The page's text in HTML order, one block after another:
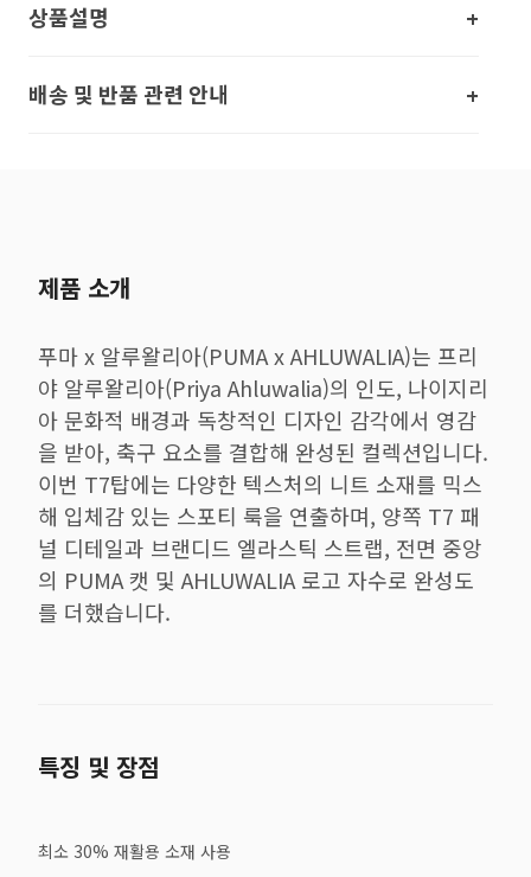
상품설명
배송 및 반품 관련 안내
제품 소개
푸마 x 알루왈리아(PUMA x AHLUWALIA)는 프리
야 알루왈리아(Priya Ahluwalia)의 인도, 나이지리
아 문화적 배경과 독창적인 디자인 감각에서 영감
을 받아, 축구 요소를 결합해 완성된 컬렉션입니다.
이번 T7탑에는 다양한 텍스처의 니트 소재를 믹스
해 입체감 있는 스포티 룩을 연출하며, 양쪽 T7 패
널 디테일과 브랜디드 엘라스틱 스트랩, 전면 중앙
의 PUMA 캣 및 AHLUWALIA 로고 자수로 완성도
를 더했습니다.
특징 및 장점
최소 30% 재활용 소재 사용